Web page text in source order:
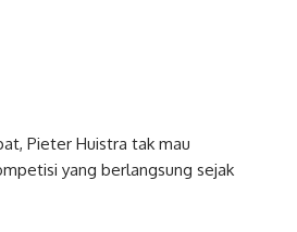
Pieter Huistra tak mau
yang berlangsung sejak